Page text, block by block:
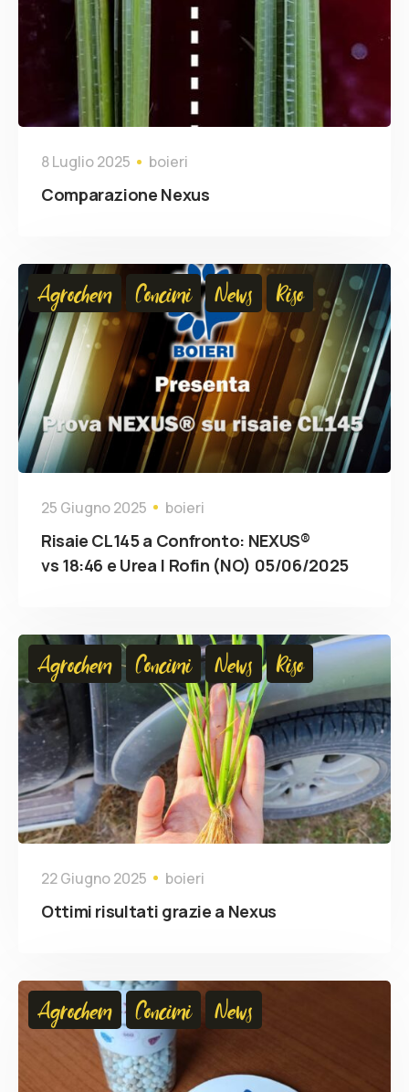
8 Luglio 2025 boieri
Comparazione Nexus
Agrochem Concimi News Riso
25 Giugno 2025 boieri
Risaie CL145 a Confronto: NEXUS®
vs 18:46 e Urea | Rofin (NO) 05/06/2025
Agrochem Concimi News Riso
22 Giugno 2025 boieri
Ottimi risultati grazie a Nexus
Agrochem Concimi News